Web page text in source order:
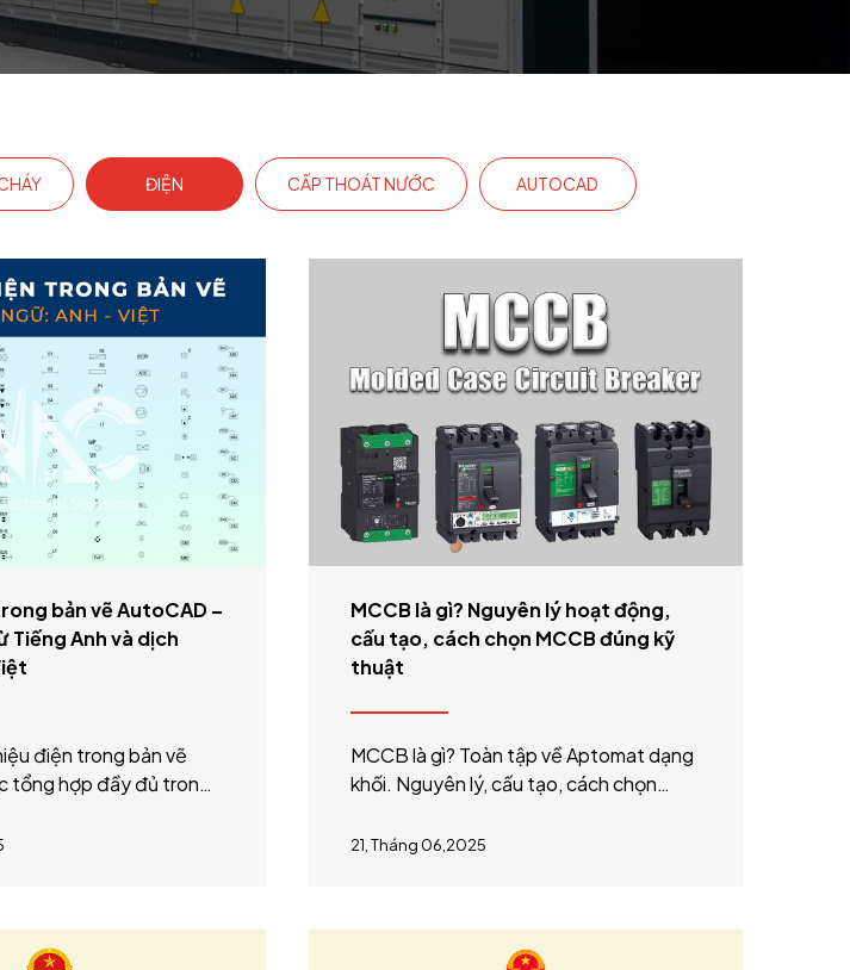
ĐIỆN CẤP THOÁT NƯỚC AUTOCAD
bản vẽ AutoCAD –
Tiếng Anh và dịch
điện trong bản vẽ
tổng hợp đầy đủ trong
cao tầng và công
MCCB là gì? Nguyên lý hoạt động,
cấu tạo, cách chọn MCCB đúng kỹ
thuật
MCCB là gì? Toàn tập về Aptomat dạng
khối. Nguyên lý, cấu tạo, cách chọn
60947-2 và TCVN 6592-2
21, Tháng 06,2025